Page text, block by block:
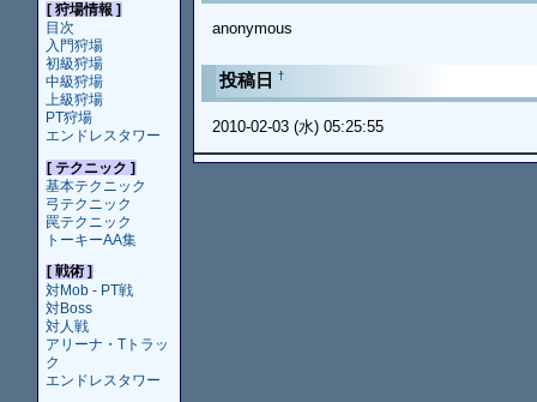
[ 狩場情報 ]
目次
入門狩場
初級狩場
中級狩場
上級狩場
PT狩場
エンドレスタワー
[ テクニック ]
基本テクニック
弓テクニック
罠テクニック
トーキーAA集
[ 戦術 ]
対Mob - PT戦
対Boss
対人戦
アリーナ・Tトラッ
ク
エンドレスタワー
anonymous
投稿日 †
2010-02-03 (水) 05:25:55